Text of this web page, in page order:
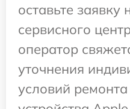
оставьте заявку
сервисного
оператор
уточнения
условий